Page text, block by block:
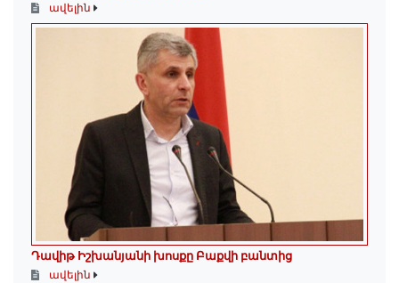
ավելին
Դավիթ Իշխանյանի խոսքը Բաքվի բանտից
ավելին